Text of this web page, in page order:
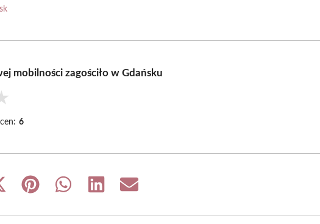
mobilności zagościło w Gdańsku
6
Share
Share
Share
Share